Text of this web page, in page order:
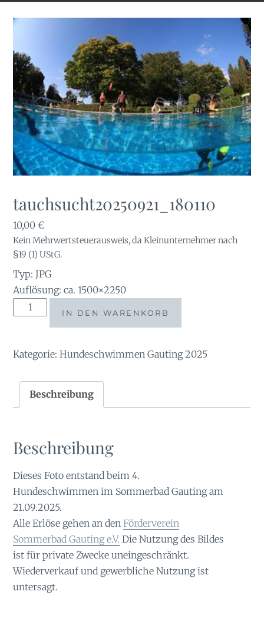
tauchsucht20250921_180110
10,00€
Kein Mehrwertsteuerausweis, da Kleinunternehmer nach
§19 (1) UStG.
Typ: JPG
Auflösung: ca. 1500×2250
tauchsucht20250921_180110
IN DEN WARENKORB
Kategorie:Hundeschwimmen Gauting 2025
Beschreibung
Beschreibung
Dieses Foto entstand beim 4.
Hundeschwimmen im Sommerbad Gauting am
21.09.2025.
Alle Erlöse gehen an denFörderverein
Sommerbad Gauting e.V. Die Nutzung des Bildes
ist für private Zwecke uneingeschränkt.
Wiederverkauf und gewerbliche Nutzung ist
untersagt.